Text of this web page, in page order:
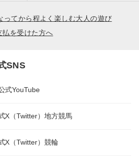
ってから程よく楽しむ大人の遊び
払を受けた方へ
SNS
式YouTube
X（Twitter）地方競馬
X（Twitter）競輪